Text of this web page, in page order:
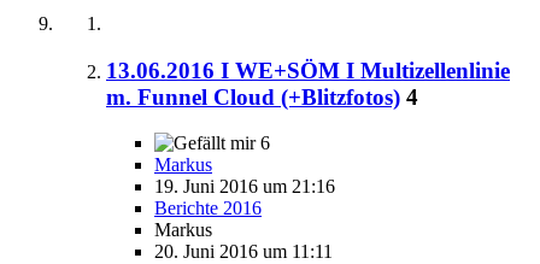
13.06.2016 I WE+SÖM I Multizellenlinie
m. Funnel Cloud (+Blitzfotos) 4
6
Markus
19. Juni 2016 um 21:16
Berichte 2016
Markus
20. Juni 2016 um 11:11